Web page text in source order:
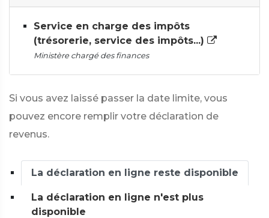
Service en charge des impôts
(trésorerie, service des impôts...)
Ministère chargé des finances
Si vous avez laissé passer la date limite, vous
pouvez encore remplir votre déclaration de
revenus.
La déclaration en ligne reste disponible
La déclaration en ligne n'est plus
disponible